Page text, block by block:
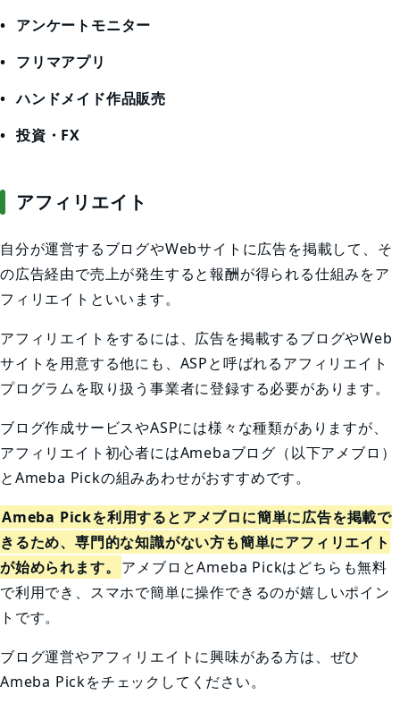
アンケートモニター
フリマアプリ
ハンドメイド作品販売
投資・FX
アフィリエイト
自分が運営するブログやWebサイトに広告を掲載して、そ
の広告経由で売上が発生すると報酬が得られる仕組みをア
フィリエイトといいます。
アフィリエイトをするには、広告を掲載するブログやWeb
サイトを用意する他にも、ASPと呼ばれるアフィリエイト
プログラムを取り扱う事業者に登録する必要があります。
ブログ作成サービスやASPには様々な種類がありますが、
アフィリエイト初心者にはAmebaブログ（以下アメブロ）
とAmeba Pickの組みあわせがおすすめです。
Ameba Pickを利用するとアメブロに簡単に広告を掲載で
きるため、専門的な知識がない方も簡単にアフィリエイト
が始められます。 アメブロとAmeba Pickはどちらも無料
で利用でき、スマホで簡単に操作できるのが嬉しいポイン
トです。
ブログ運営やアフィリエイトに興味がある方は、ぜひ
Ameba Pickをチェックしてください。